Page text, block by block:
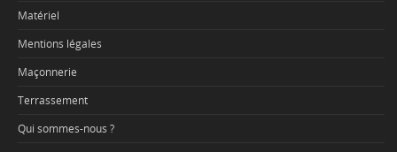
Matériel
Mentions légales
Maçonnerie
Terrassement
Qui sommes-nous ?